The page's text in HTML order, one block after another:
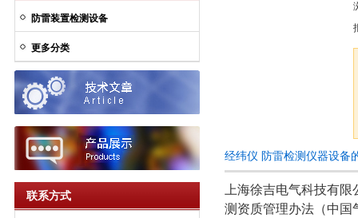
防雷装置检测设备
更多分类
联系方式
经纬仪 防雷检测仪器设备
上海徐吉电气科技有限
测资质管理办法（中国